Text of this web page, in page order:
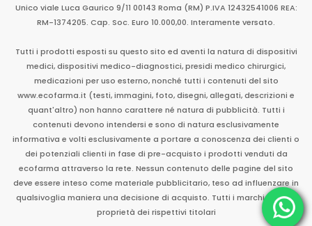
Unico viale Luca Gaurico 9/11 00143 Roma (RM) P.IVA 12432541006 REA:
RM-1374205. Cap. Soc. Euro 10.000,00. Interamente versato.
Tutti i prodotti esposti su questo sito ed aventi la natura di dispositivi
medici, dispositivi medico-diagnostici, presidi medico chirurgici,
medicazioni per uso esterno, nonché tutti i contenuti del sito
www.ecofarma.it (testi, immagini, foto, disegni, allegati, descrizioni e
quant'altro) non hanno carattere né natura di pubblicità. Tutti i
contenuti devono intendersi e sono di natura esclusivamente
informativa e volti esclusivamente a portare a conoscenza dei clienti o
dei potenziali clienti in fase di pre-acquisto i prodotti venduti da
ecofarma attraverso la rete. Nessun contenuto delle pagine del sito
deve essere inteso come materiale pubblicitario, teso ad influenzare in
qualsivoglia maniera una decisione di acquisto. Tutti i marchi sono di
proprietà dei rispettivi titolari